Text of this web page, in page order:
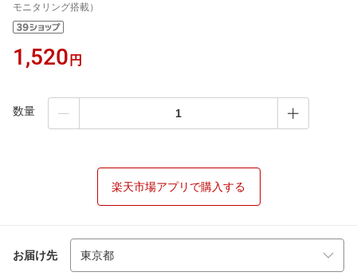
モニタリング搭載）
1,520 円
数量
楽天市場アプリで購入する
お届け先